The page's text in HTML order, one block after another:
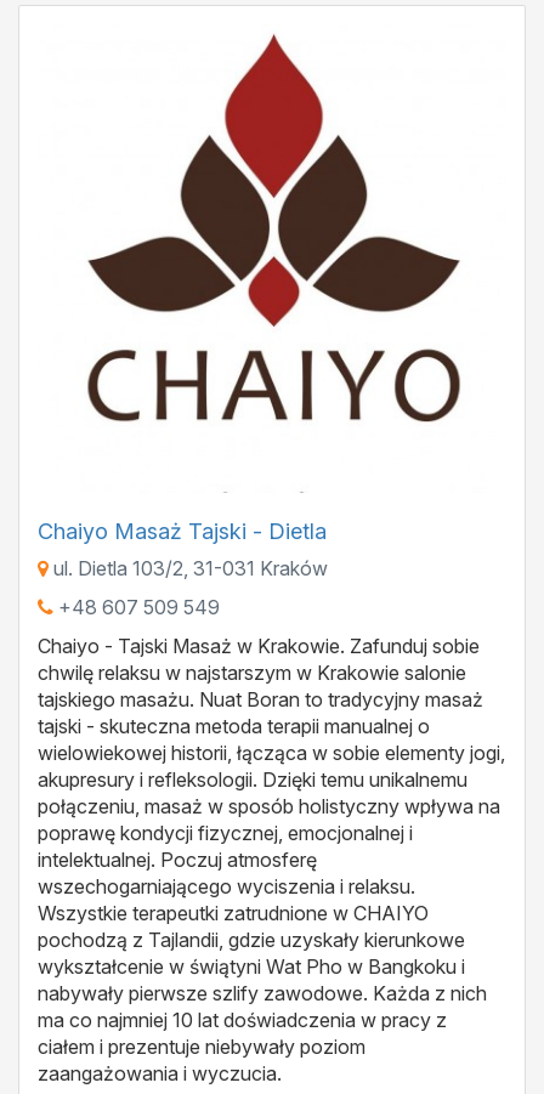
Chaiyo Masaż Tajski - Dietla
ul. Dietla 103/2 31-031 Kraków
+48 607 509 549
Chaiyo - Tajski Masaż w Krakowie. Zafunduj sobie
chwilę relaksu w najstarszym w Krakowie salonie
tajskiego masażu. Nuat Boran to tradycyjny masaż
tajski - skuteczna metoda terapii manualnej o
wielowiekowej historii, łącząca w sobie elementy jogi,
akupresury i refleksologii. Dzięki temu unikalnemu
połączeniu, masaż w sposób holistyczny wpływa na
poprawę kondycji fizycznej, emocjonalnej i
intelektualnej. Poczuj atmosferę
wszechogarniającego wyciszenia i relaksu.
Wszystkie terapeutki zatrudnione w CHAIYO
pochodzą z Tajlandii, gdzie uzyskały kierunkowe
wykształcenie w świątyni Wat Pho w Bangkoku i
nabywały pierwsze szlify zawodowe. Każda z nich
ma co najmniej 10 lat doświadczenia w pracy z
ciałem i prezentuje niebywały poziom
zaangażowania i wyczucia.